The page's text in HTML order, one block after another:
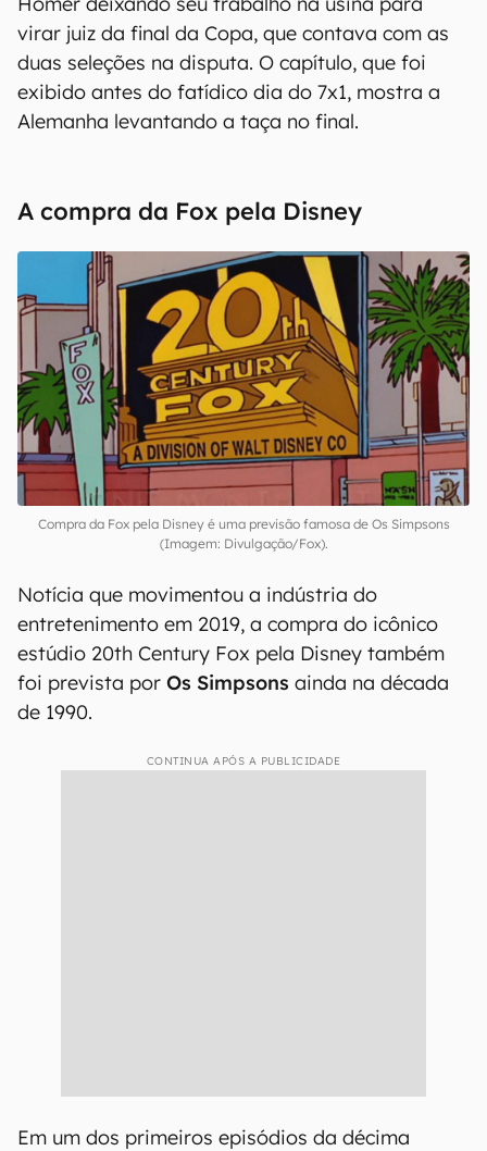
virar juiz da final da Copa, que contava com as
duas seleções na disputa. O capítulo, que foi
exibido antes do fatídico dia do 7x1, mostra a
Alemanha levantando a taça no final.
A compra da Fox pela Disney
Compra da Fox pela Disney é uma previsão famosa de Os Simpsons
(Imagem: Divulgação/Fox).
Notícia que movimentou a indústria do
entretenimento em 2019, a compra do icônico
estúdio 20th Century Fox pela Disney também
foi prevista por Os Simpsons ainda na década
de 1990.
CONTINUA APÓS A PUBLICIDADE
Em um dos primeiros episódios da décima